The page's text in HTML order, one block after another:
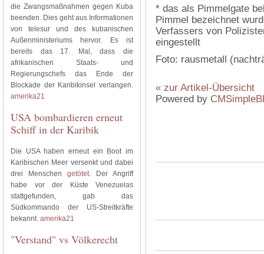
die Zwangsmaßnahmen gegen Kuba
beenden. Dies geht aus Informationen
von telesur und des kubanischen
Außenministeriums hervor. Es ist
bereits das 17. Mal, dass die
afrikanischen Staats- und
Regierungschefs das Ende der
Blockade der Karibikinsel verlangen.
amerika21
USA bombardieren erneut
Schiff in der Karibik
Die USA haben erneut ein Boot im
Karibischen Meer versenkt und dabei
drei Menschen getötet. Der Angriff
habe vor der Küste Venezuelas
stattgefunden, gab das
Südkommando der US-Streitkräfte
bekannt. amerika21
"Verstand" vs Völkerecht
* das als Pimmelgate
Pimmel bezeichnet
Verfassers von
eingestellt
Foto: rausmetall
« zur Artikel-Übersicht
Powered by